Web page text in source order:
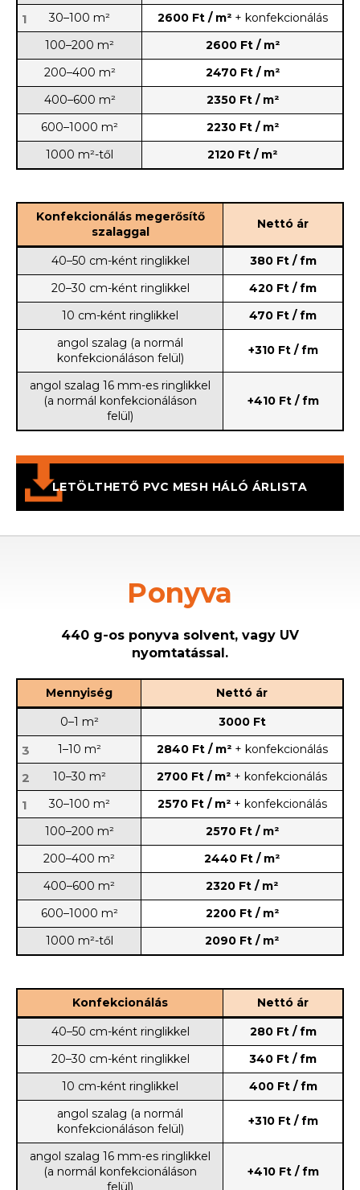
1 30–100 m² 2600 Ft / m² + konfekcionálás
100–200 m²
2600 Ft / m²
200–400 m²
2470 Ft / m²
400–600 m²
2350 Ft / m²
600–1000 m²
2230 Ft / m²
1000 m²-től
2120 Ft / m²
Konfekcionálás megerősítő
szalaggal
Nettó ár
40–50 cm-ként ringlikkel
380 Ft / fm
20–30 cm-ként ringlikkel
420 Ft / fm
10 cm-ként ringlikkel
470 Ft / fm
angol szalag (a normál
konfekcionáláson felül)
+310 Ft / fm
angol szalag 16 mm-es ringlikkel
(a normál konfekcionáláson
felül)
+410 Ft / fm
LETÖLTHETŐ PVC MESH HÁLÓ ÁRLISTA
Ponyva
440 g-os ponyva solvent, vagy UV
nyomtatással.
Mennyiség
Nettó ár
0–1 m²
3000 Ft
3 1–10 m² 2840 Ft / m²+ konfekcionálás
2 10–30 m² 2700 Ft / m² + konfekcionálás
1 30–100 m² 2570 Ft / m² + konfekcionálás
100–200 m²
2570 Ft / m²
200–400 m²
2440 Ft / m²
400–600 m²
2320 Ft / m²
600–1000 m²
2200 Ft / m²
1000 m²-től
2090 Ft / m²
Konfekcionálás
Nettó ár
40–50 cm-ként ringlikkel
280 Ft / fm
20–30 cm-ként ringlikkel
340 Ft / fm
10 cm-ként ringlikkel
400 Ft / fm
angol szalag (a normál
konfekcionáláson felül)
+310Ft / fm
angol szalag 16 mm-es ringlikkel
(a normál konfekcionáláson
felül)
+410Ft / fm